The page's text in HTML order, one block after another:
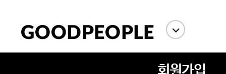
회원가입